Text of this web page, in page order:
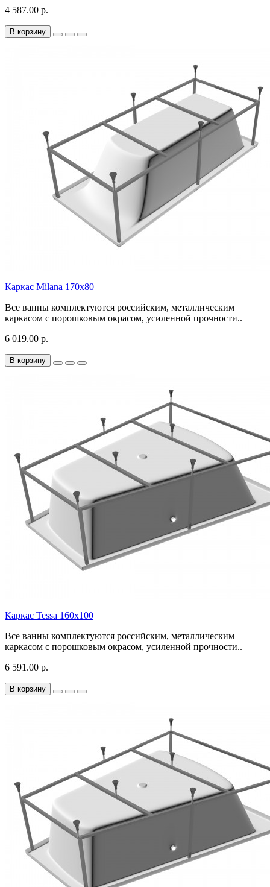
4 587.00 р.
В корзину
Каркас Milana 170х80
Все ванны комплектуются российским, металлическим
каркасом с порошковым окрасом, усиленной прочности..
6 019.00 р.
В корзину
Каркас Tessa 160х100
Все ванны комплектуются российским, металлическим
каркасом с порошковым окрасом, усиленной прочности..
6 591.00 р.
В корзину